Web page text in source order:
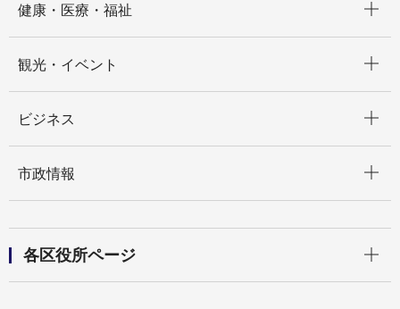
健康・医療・福祉
観光・イベント
ビジネス
市政情報
各区役所ページ